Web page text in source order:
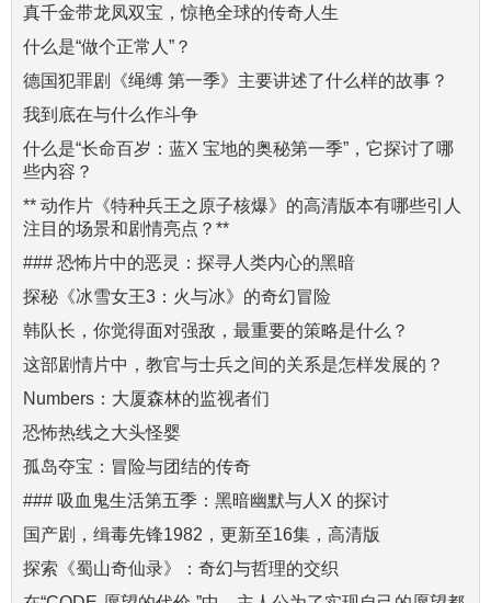
真千金带龙凤双宝，惊艳全球的传奇人生
什么是“做个正常人”？
德国犯罪剧《绳缚 第一季》主要讲述了什么样的故事？
我到底在与什么作斗争
什么是“长命百岁：蓝X 宝地的奥秘第一季”，它探讨了哪
些内容？
** 动作片《特种兵王之原子核爆》的高清版本有哪些引人
注目的场景和剧情亮点？**
### 恐怖片中的恶灵：探寻人类内心的黑暗
探秘《冰雪女王3：火与冰》的奇幻冒险
韩队长，你觉得面对强敌，最重要的策略是什么？
这部剧情片中，教官与士兵之间的关系是怎样发展的？
Numbers：大厦森林的监视者们
恐怖热线之大头怪婴
孤岛夺宝：冒险与团结的传奇
### 吸血鬼生活第五季：黑暗幽默与人X 的探讨
国产剧，缉毒先锋1982，更新至16集，高清版
探索《蜀山奇仙录》：奇幻与哲理的交织